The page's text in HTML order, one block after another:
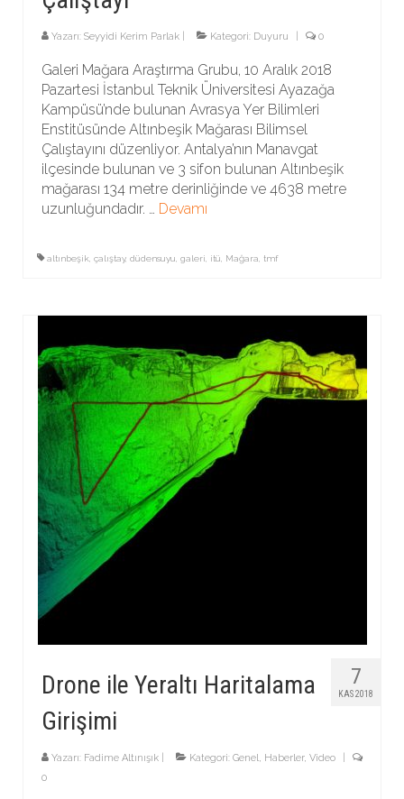
Yazarı: Seyyidi Kerim Parlak Kategori: Duyuru 0
Galeri Mağara Araştırma Grubu, 10 Aralık 2018
Pazartesi İstanbul Teknik Üniversitesi Ayazağa
Kampüsü’nde bulunan Avrasya Yer Bilimleri
Enstitüsünde Altınbeşik Mağarası Bilimsel
Çalıştayını düzenliyor. Antalya’nın Manavgat
ilçesinde bulunan ve 3 sifon bulunan Altınbeşik
mağarası 134 metre derinliğinde ve 4638 metre
uzunluğundadır. … Devamı
altınbeşik çalıştay, düdensuyu galeri itü Mağara tmf
7
KAS 2018
Drone ile Yeraltı Haritalama
Girişimi
Yazarı: Fadime Altınışık Kategori: Genel, Haberler, Video
0